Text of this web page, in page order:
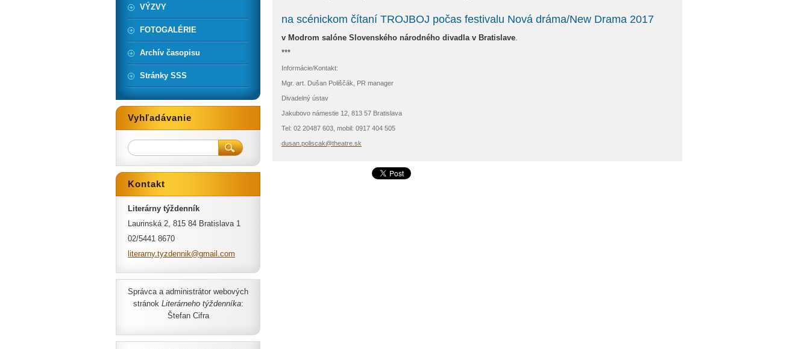
na scénickom čítaní TROJBOJ počas festivalu Nová dráma/New Drama 2017
v Modrom salóne Slovenského národného divadla v Bratislave.
***
Informácie/Kontakt:
Mgr. art. Dušan Poliščák, PR manager
Divadelný ústav
Jakubovo námestie 12, 813 57 Bratislava
Tel: 02 20487 603, mobil: 0917 404 505
dusan.poliscak@theatre.sk
VÝZVY
FOTOGALÉRIE
Archív časopisu
Stránky SSS
Vyhľadávanie
Kontakt
Literárny týždenník
Laurinská 2, 815 84 Bratislava 1
02/5441 8670
literarny.tyzdennik@gmai l.com
Správca a administrátor webových
stránok Literárneho týždenníka:
Štefan Cifra